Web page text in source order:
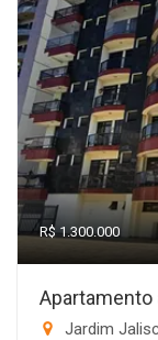
R$ 1.300.000
Apartamento
Jardim